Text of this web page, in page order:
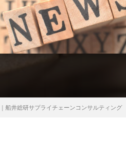
船井総研サプライチェーンコンサルティング